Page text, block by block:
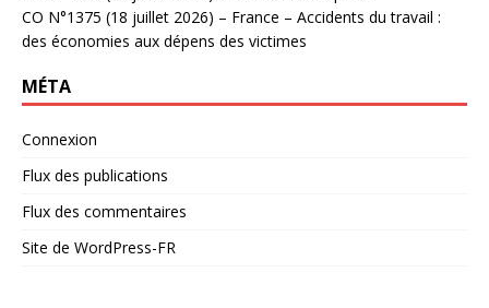
CO N°1375 (18 juillet 2026) – France – Accidents du travail :
des économies aux dépens des victimes
MÉTA
Connexion
Flux des publications
Flux des commentaires
Site de WordPress-FR